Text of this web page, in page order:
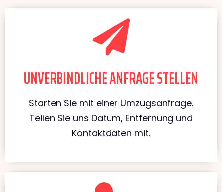
UNVERBINDLICHE ANFRAGE STELLEN
Starten Sie mit einer Umzugsanfrage.
Teilen Sie uns Datum, Entfernung und
Kontaktdaten mit.